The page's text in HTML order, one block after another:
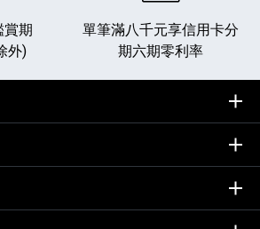
賞期
外)
單筆滿八千元享信用卡分
期六期零利率